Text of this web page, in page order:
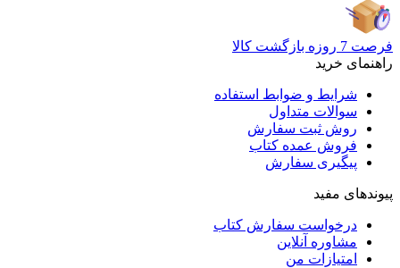
فرصت 7 روزه بازگشت کالا
راهنمای خرید
شرایط و ضوابط استفاده
سوالات متداول
روش ثبت سفارش
فروش عمده کتاب
پیگیری سفارش
پیوندهای مفید
درخواست سفارش کتاب
مشاوره آنلاین
امتیازات من